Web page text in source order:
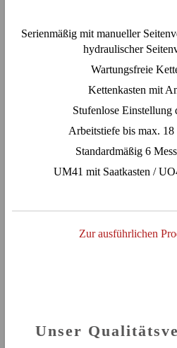
Serienmäßig mit manueller
hydraulischer
Wartungsfreie
Kettenkasten mit
Stufenlose Einstellung
Arbeitstiefe bis max.
Standardmäßig 6
UM41 mit Saatkasten /
Zur ausführlichen
Unser